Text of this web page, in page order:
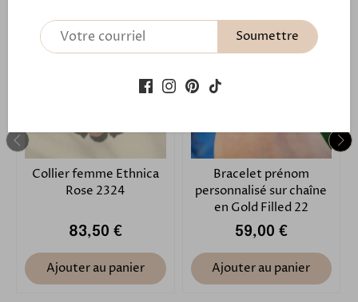
Collier femme Ethnica
Rose 2324
83,50 €
Ajouter au panier
Bracelet prénom
personnalisé sur chaîne
en Gold Filled 22
59,00 €
Ajouter au panier
Soumettre